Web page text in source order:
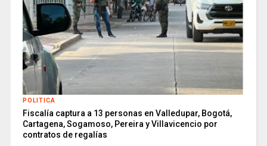
POLITICA
Fiscalía captura a 13 personas en Valledupar, Bogotá,
Cartagena, Sogamoso, Pereira y Villavicencio por
contratos de regalías